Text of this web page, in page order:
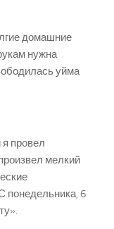
домашние
нужна
уйма
провел
мелкий
6